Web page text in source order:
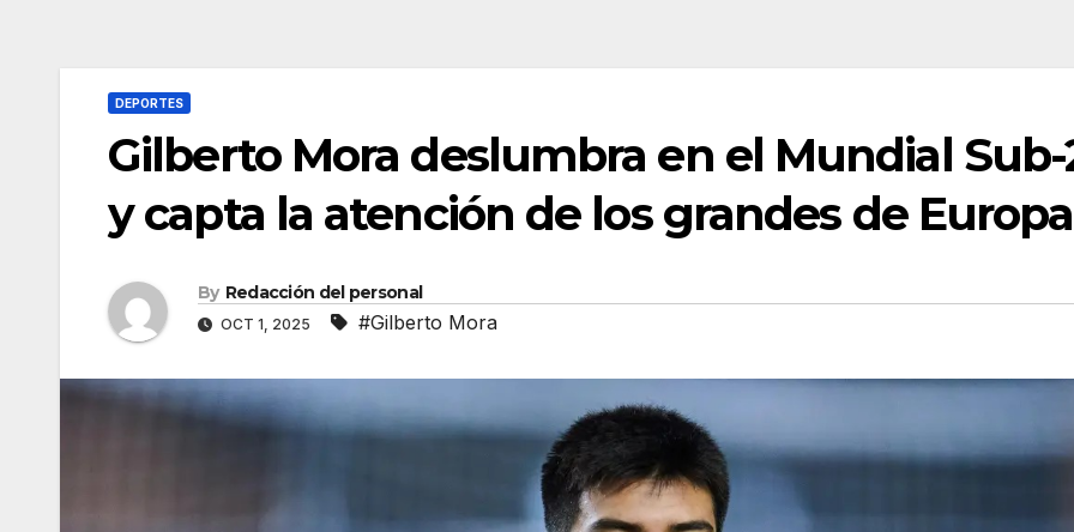
DEPORTES
Gilberto Mora deslumbra en el Mundial
y capta la atención de los grandes de Europa
By Redacción del personal
OCT 1, 2025 #Gilberto Mora